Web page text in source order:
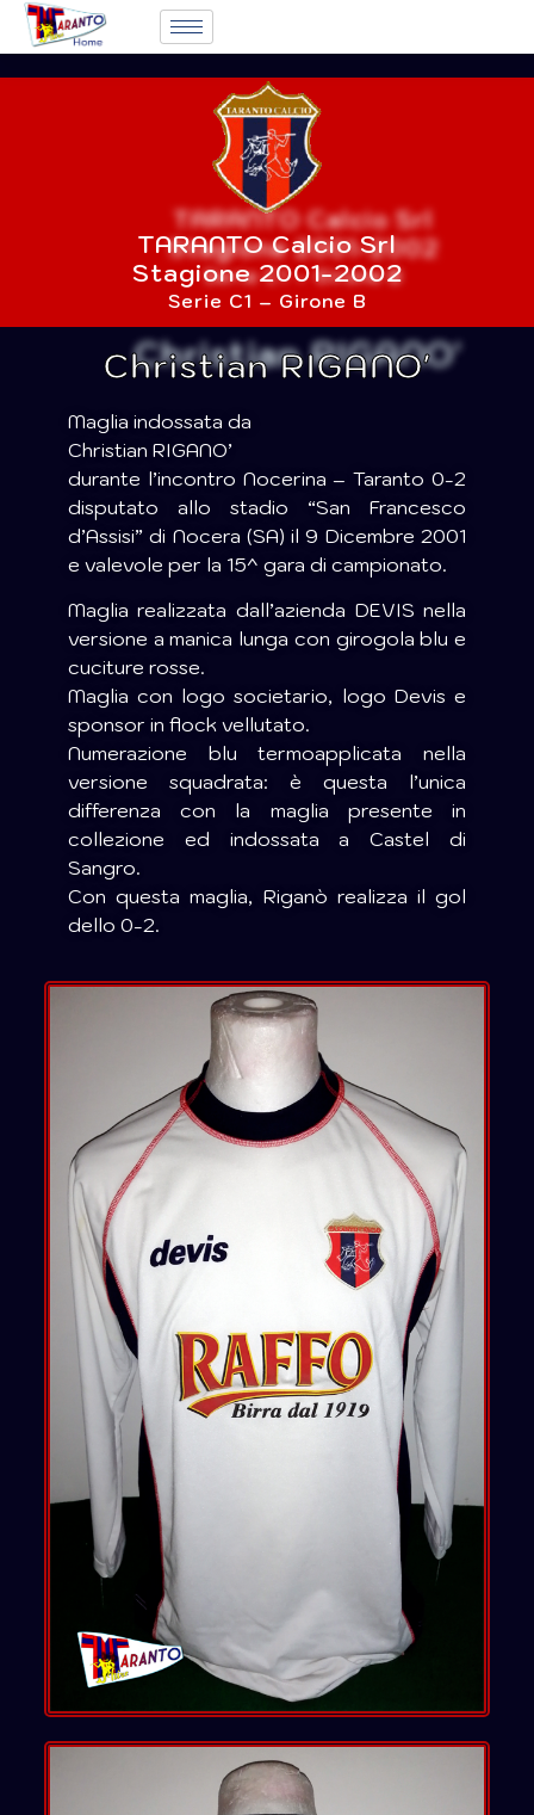
TARANTO Calcio Srl
Stagione 2001-2002
Serie C1 – Girone B
Christian RIGANO'
Maglia indossata da
Christian RIGANO’
durante l’incontro Nocerina – Taranto 0-2
disputato allo stadio “San Francesco
d’Assisi” di Nocera (SA) il 9 Dicembre 2001
e valevole per la 15^ gara di campionato.
Maglia realizzata dall’azienda DEVIS nella
versione a manica lunga con girogola blu e
cuciture rosse.
Maglia con logo societario, logo Devis e
sponsor in flock vellutato.
Numerazione blu termoapplicata nella
versione squadrata: è questa l’unica
differenza con la maglia presente in
collezione ed indossata a Castel di
Sangro.
Con questa maglia, Riganò realizza il gol
dello 0-2.